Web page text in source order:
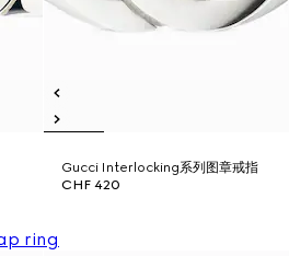
Gucci Interlocking系列图章戒指
CHF 420